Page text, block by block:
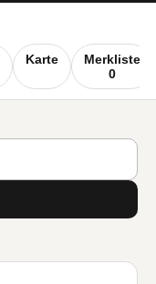
Karte
Merkliste
0